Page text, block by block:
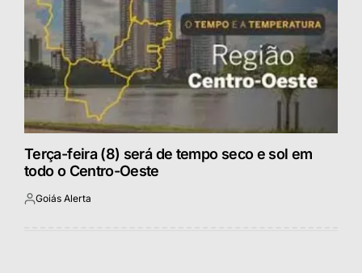
Terça-feira (8) será de tempo seco e sol em
todo o Centro-Oeste
Postado
Goiás Alerta